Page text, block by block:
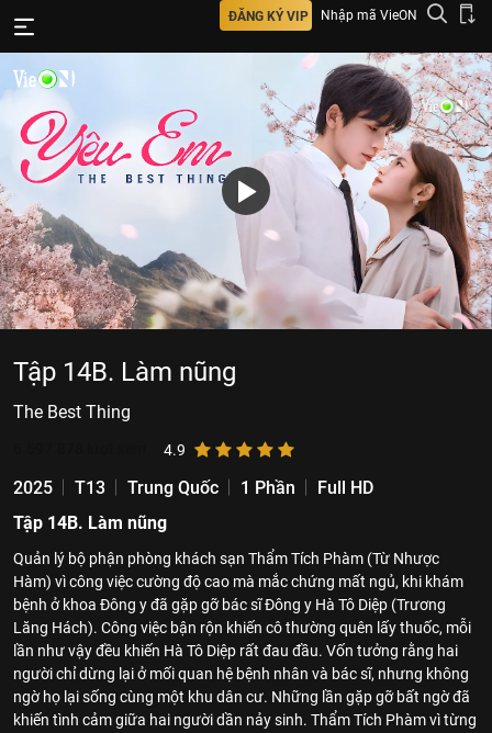
ĐĂNG KÝ VIP Nhập mã VieON
Tập 14B. Làm nũng
The Best Thing
4.9
2025 T13 Trung Quốc 1 Phần
Full HD
Tập 14B. Làm nũng
Quản lý bộ phận phòng khách sạn Thẩm Tích Phàm (Từ Nhược
Hàm) vì công việc cường độ cao mà mắc chứng mất ngủ, khi khám
bệnh ở khoa Đông y đã gặp gỡ bác sĩ Đông y Hà Tô Diệp (Trương
Lăng Hách). Công việc bận rộn khiến cô thường quên lấy thuốc, mỗi
lần như vậy đều khiến Hà Tô Diệp rất đau đầu. Vốn tưởng rằng hai
người chỉ dừng lại ở mối quan hệ bệnh nhân và bác sĩ, nhưng không
ngờ họ lại sống cùng một khu dân cư. Những lần gặp gỡ bất ngờ đã
khiến tình cảm giữa hai người dần nảy sinh. Thẩm Tích Phàm vì từng